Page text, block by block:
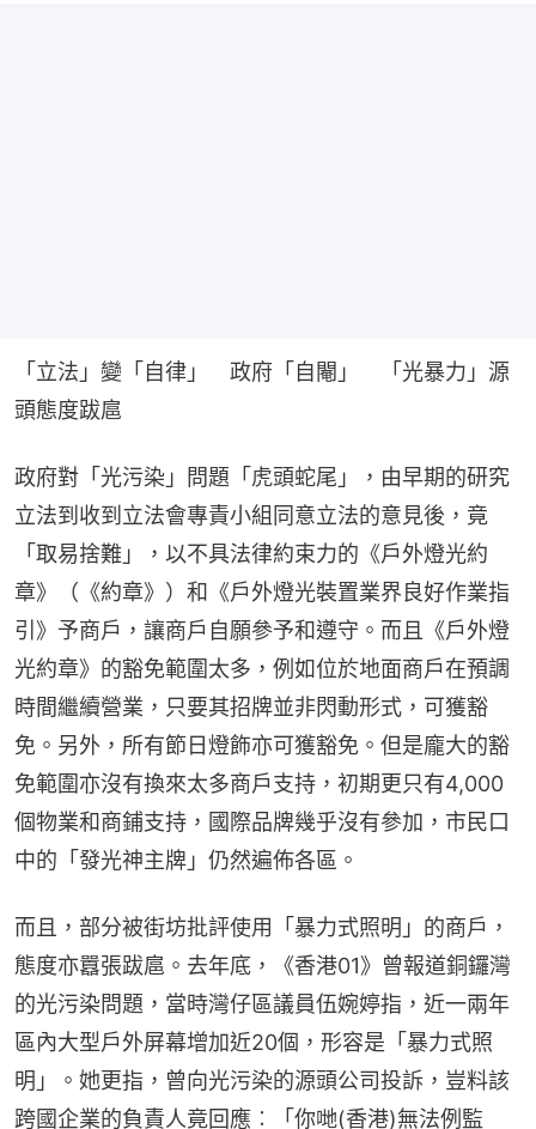
「立法」變「自律」　政府「自閹」　「光暴力」源
頭態度跋扈
政府對「光污染」問題「虎頭蛇尾」，由早期的研究
立法到收到立法會專責小組同意立法的意見後，竟
「取易捨難」，以不具法律約束力的《戶外燈光約
章》（《約章》）和《戶外燈光裝置業界良好作業指
引》予商戶，讓商戶自願參予和遵守。而且《戶外燈
光約章》的豁免範圍太多，例如位於地面商戶在預調
時間繼續營業，只要其招牌並非閃動形式，可獲豁
免。另外，所有節日燈飾亦可獲豁免。但是龐大的豁
免範圍亦沒有換來太多商戶支持，初期更只有4,000
個物業和商鋪支持，國際品牌幾乎沒有參加，市民口
中的「發光神主牌」仍然遍佈各區。
而且，部分被街坊批評使用「暴力式照明」的商戶，
態度亦囂張跋扈。去年底，《香港01》曾報道銅鑼灣
的光污染問題，當時灣仔區議員伍婉婷指，近一兩年
區內大型戶外屏幕增加近20個，形容是「暴力式照
明」。她更指，曾向光污染的源頭公司投訴，豈料該
跨國企業的負責人竟回應︰「你哋(香港)無法例監